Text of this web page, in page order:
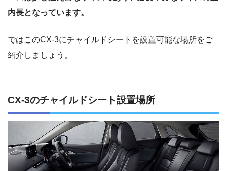
内長となっています。
ではこのCX-3にチャイルドシートを設置可能な場所をご
紹介しましょう。
CX-3のチャイルドシート設置場所